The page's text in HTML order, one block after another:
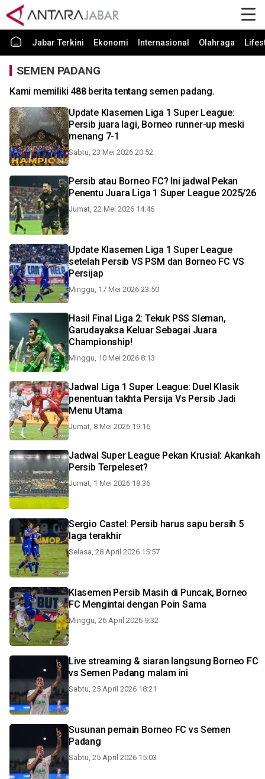
Jabar Terkini Ekonomi Internasional Olahraga
SEMEN PADANG
Kami memiliki 488 berita tentang semen padang.
Update Klasemen Liga 1 Super League:
Persib juara lagi, Borneo runner-up meski
menang 7-1
Sabtu, 23 Mei 2026 20:52
Persib atau Borneo FC? Ini jadwal Pekan
Penentu Juara Liga 1 Super League 2025/26
Jumat, 22 Mei 2026 14:46
Update Klasemen Liga 1 Super League
setelah Persib VS PSM dan Borneo FC VS
Persijap
Minggu, 17 Mei 2026 23:50
Hasil Final Liga 2: Tekuk PSS Sleman,
Garudayaksa Keluar Sebagai Juara
Championship!
Minggu, 10 Mei 2026 8:13
Jadwal Liga 1 Super League: Duel Klasik
penentuan takhta Persija Vs Persib Jadi
Menu Utama
Jumat, 8 Mei 2026 19:16
Jadwal Super League Pekan Krusial: Akankah
Persib Terpeleset?
Jumat, 1 Mei 2026 18:36
Sergio Castel: Persib harus sapu bersih 5
laga terakhir
Selasa, 28 April 2026 15:57
Klasemen Persib Masih di Puncak, Borneo
FC Mengintai dengan Poin Sama
Minggu, 26 April 2026 9:32
Live streaming & siaran langsung Borneo FC
vs Semen Padang malam ini
Sabtu, 25 April 2026 18:21
Susunan pemain Borneo FC vs Semen
Padang
Sabtu, 25 April 2026 15:03